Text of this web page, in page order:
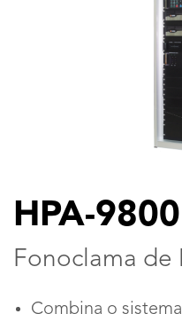
HPA-
Fonoclama de
Combina o